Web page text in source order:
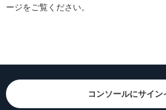
ージをご覧ください。
コンソールにサイン